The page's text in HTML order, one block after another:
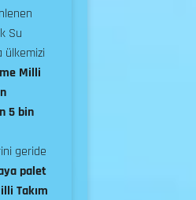
Su
ülkemizi
Milli
5 bin
geride
palet
Takım